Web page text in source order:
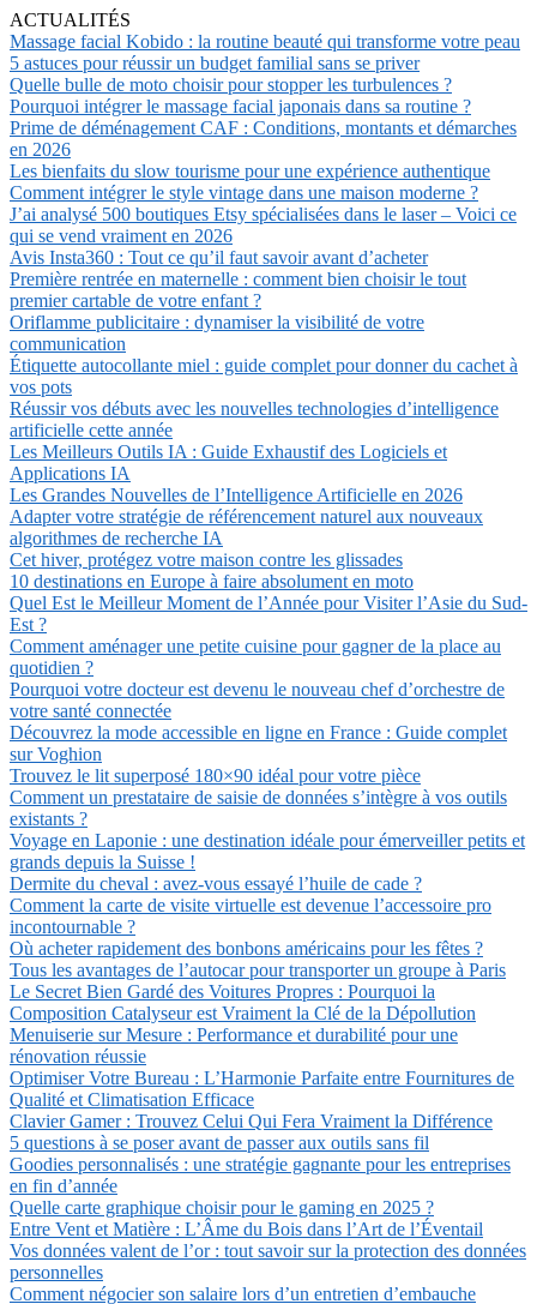
ACTUALITÉS
Massage facial Kobido : la routine beauté qui transforme votre peau
5 astuces pour réussir un budget familial sans se priver
Quelle bulle de moto choisir pour stopper les turbulences ?
Pourquoi intégrer le massage facial japonais dans sa routine ?
Prime de déménagement CAF : Conditions, montants et démarches
en 2026
Les bienfaits du slow tourisme pour une expérience authentique
Comment intégrer le style vintage dans une maison moderne ?
J’ai analysé 500 boutiques Etsy spécialisées dans le laser – Voici ce
qui se vend vraiment en 2026
Avis Insta360 : Tout ce qu’il faut savoir avant d’acheter
Première rentrée en maternelle : comment bien choisir le tout
premier cartable de votre enfant ?
Oriflamme publicitaire : dynamiser la visibilité de votre
communication
Étiquette autocollante miel : guide complet pour donner du cachet à
vos pots
Réussir vos débuts avec les nouvelles technologies d’intelligence
artificielle cette année
Les Meilleurs Outils IA : Guide Exhaustif des Logiciels et
Applications IA
Les Grandes Nouvelles de l’Intelligence Artificielle en 2026
Adapter votre stratégie de référencement naturel aux nouveaux
algorithmes de recherche IA
Cet hiver, protégez votre maison contre les glissades
10 destinations en Europe à faire absolument en moto
Quel Est le Meilleur Moment de l’Année pour Visiter l’Asie du Sud-
Est ?
Comment aménager une petite cuisine pour gagner de la place au
quotidien ?
Pourquoi votre docteur est devenu le nouveau chef d’orchestre de
votre santé connectée
Découvrez la mode accessible en ligne en France : Guide complet
sur Voghion
Trouvez le lit superposé 180×90 idéal pour votre pièce
Comment un prestataire de saisie de données s’intègre à vos outils
existants ?
Voyage en Laponie : une destination idéale pour émerveiller petits et
grands depuis la Suisse !
Dermite du cheval : avez-vous essayé l’huile de cade ?
Comment la carte de visite virtuelle est devenue l’accessoire pro
incontournable ?
Où acheter rapidement des bonbons américains pour les fêtes ?
Tous les avantages de l’autocar pour transporter un groupe à Paris
Le Secret Bien Gardé des Voitures Propres : Pourquoi la
Composition Catalyseur est Vraiment la Clé de la Dépollution
Menuiserie sur Mesure : Performance et durabilité pour une
rénovation réussie
Optimiser Votre Bureau : L’Harmonie Parfaite entre Fournitures de
Qualité et Climatisation Efficace
Clavier Gamer : Trouvez Celui Qui Fera Vraiment la Différence
5 questions à se poser avant de passer aux outils sans fil
Goodies personnalisés : une stratégie gagnante pour les entreprises
en fin d’année
Quelle carte graphique choisir pour le gaming en 2025 ?
Entre Vent et Matière : L’Âme du Bois dans l’Art de l’Éventail
Vos données valent de l’or : tout savoir sur la protection des données
personnelles
Comment négocier son salaire lors d’un entretien d’embauche